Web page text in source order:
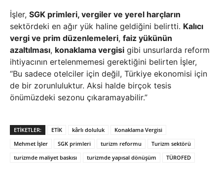
İşler, SGK primleri, vergiler ve yerel harçların
sektördeki en ağır yük haline geldiğini belirtti. Kalıcı
vergi ve prim düzenlemeleri, faiz yükünün
azaltılması, konaklama vergisi gibi unsurlarda reform
ihtiyacının ertelenmemesi gerektiğini belirten İşler,
“Bu sadece otelciler için değil, Türkiye ekonomisi için
de bir zorunluluktur. Aksi halde birçok tesis
önümüzdeki sezonu çıkaramayabilir.”
ETIKETLER: ETİK kârlı doluluk
Konaklama Vergisi
Mehmet İşler
SGK primleri turizm reformu
Turizm sektörü
turizmde maliyet baskısı
turizmde yapısal dönüşüm TÜROFED